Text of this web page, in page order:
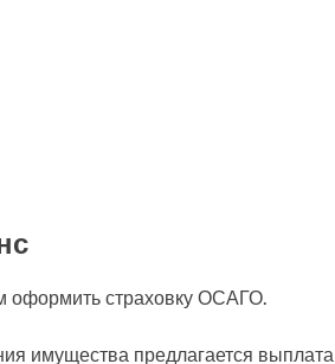
оформить страховку ОСАГО.
имущества предлагается выплата